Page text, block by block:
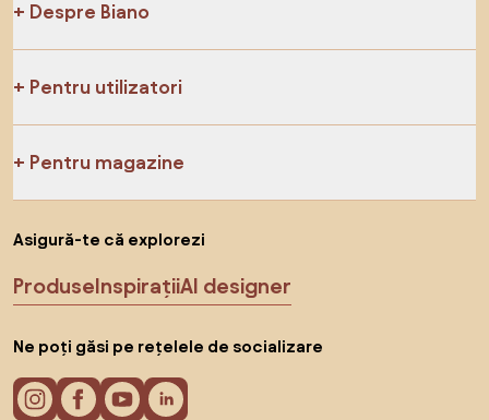
Despre Biano
Pentru utilizatori
Pentru magazine
Asigură-te că explorezi
ProduseInspirațiiAI designer
Ne poți găsi pe rețelele de socializare